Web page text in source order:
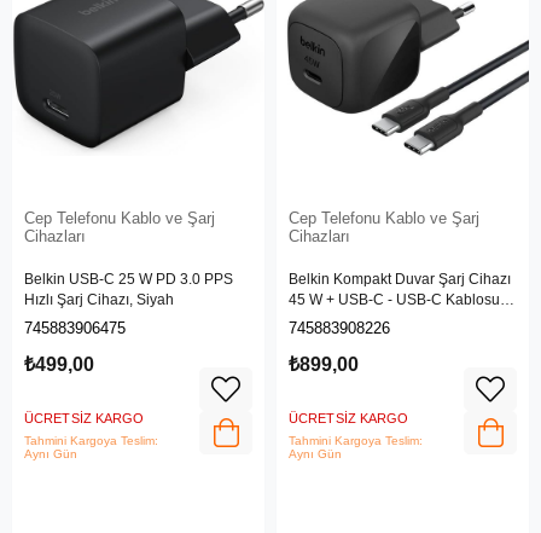
Cep Telefonu Kablo ve Şarj
Cihazları
Belkin USB-C 25 W PD 3.0 PPS
Hızlı Şarj Cihazı, Siyah
745883906475
₺499,00
ÜCRETSIZ KARGO
Tahmini Kargoya Teslim:
Aynı Gün
Cep Telefonu Kablo ve Şarj
Cihazları
Belkin Kompakt Duvar Şarj Cihazı
45 W + USB-C - USB-C Kablosu,
Siyah
745883908226
₺899,00
ÜCRETSIZ KARGO
Tahmini Kargoya Teslim:
Aynı Gün